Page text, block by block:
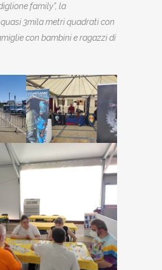
family”, la
3mila metri quadrati con
con bambini e ragazzi di